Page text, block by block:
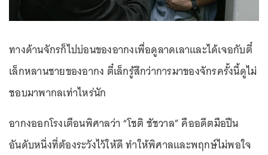
ทางด้านจักรก็ไปบ่อนของอากงเพื่อดูลาดเลาและได้เจอกับตี๋
เล็กหลานชายของอากง ตี๋เล็กรู้สึกว่าการมาของจักรครั้งนี้ดูไม่
ชอบมาพากลเท่าไหร่นัก
อากงออกโรงเตือนพิศาลว่า “โชติ ชัชวาล” คืออดีตมือปืน
อันดับหนึ่งที่ต้องระวังไว้ให้ดี ทำให้พิศาลและพฤกษ์ไม่พอใจ